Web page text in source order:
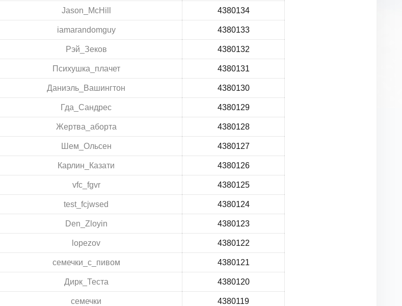
Jason_McHill 4380134
iamarandomguy 4380133
Рэй_Зеков 4380132
Психушка_плачет 4380131
Даниэль_Вашингтон 4380130
Гда_Сандрес 4380129
Жертва_аборта 4380128
Шем_Ольсен 4380127
Карлин_Казати 4380126
vfc_fgvr 4380125
test_fcjwsed 4380124
Den_Zloyin 4380123
lopezov 4380122
семечки_с_пивом 4380121
Дирк_Теста 4380120
семечки 4380119